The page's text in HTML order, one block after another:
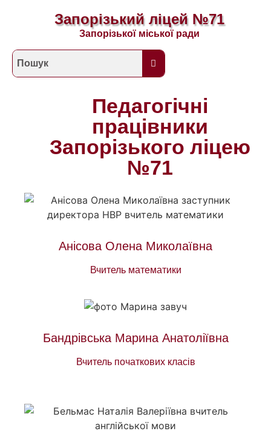
Запорізький ліцей №71
Запорізької міської ради
Педагогічні
працівники
Запорізького ліцею
№71
Анісова Олена Миколаївна
Вчитель математики
Бандрівська Марина Анатоліївна
Вчитель початкових класів